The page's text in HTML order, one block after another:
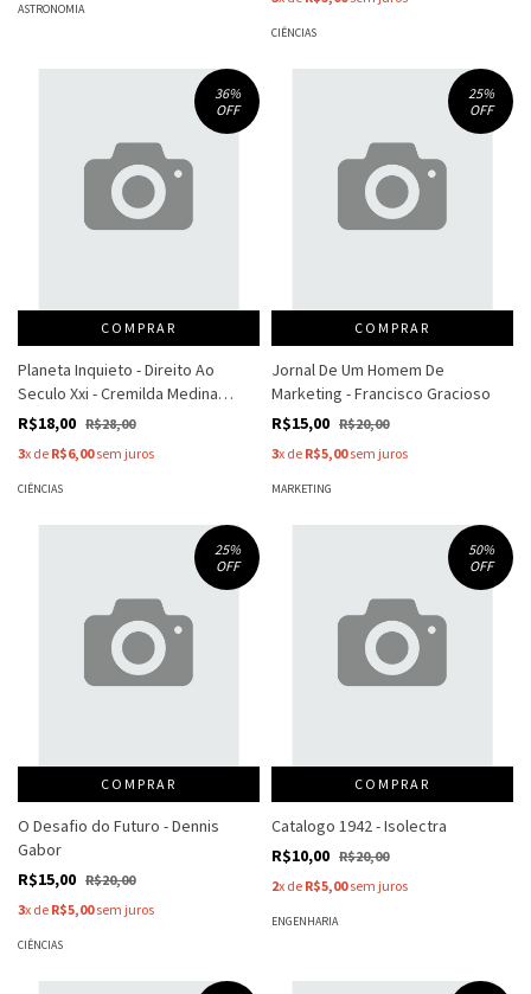
ASTRONOMIA
CIÊNCIAS
36%
OFF
COMPRAR
Planeta Inquieto - Direito Ao
Seculo Xxi - Cremilda Medina
Milton Greco
R$18,00 R$28,00
3x de R$6,00sem juros
CIÊNCIAS
25%
OFF
COMPRAR
Jornal De Um Homem De
Marketing - Francisco Gracioso
R$15,00 R$20,00
3x de R$5,00sem juros
MARKETING
25%
OFF
COMPRAR
O Desafio do Futuro - Dennis
Gabor
R$15,00 R$20,00
3x de R$5,00sem juros
CIÊNCIAS
50%
OFF
COMPRAR
Catalogo 1942 - Isolectra
R$10,00 R$20,00
2x de R$5,00sem juros
ENGENHARIA